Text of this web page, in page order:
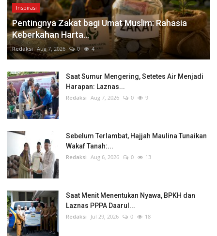
Inspirasi
Pentingnya Zakat bagi Umat Muslim: Rahasia
Keberkahan Harta...
Redaksi Aug 7, 2026 0 4
Saat Sumur Mengering, Setetes Air Menjadi
Harapan: Laznas...
Redaksi Aug 7, 2026 0 9
Sebelum Terlambat, Hajjah Maulina Tunaikan
Wakaf Tanah:...
Redaksi Aug 6, 2026 0 13
Saat Menit Menentukan Nyawa, BPKH dan
Laznas PPPA Daarul...
Redaksi Jul 29, 2026 0 18